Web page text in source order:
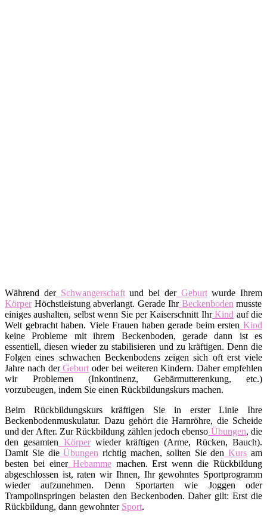
Während derSchwangerschaftund bei derGeburtwurde Ihrem
KörperHöchstleistung abverlangt. Gerade IhrBeckenboden musste
einiges aushalten, selbst wenn Sie per Kaiserschnitt IhrKind auf die
Welt gebracht haben. Viele Frauen haben gerade beim ersten Kind
keine Probleme mit ihrem Beckenboden, gerade dann ist es
essentiell, diesen wieder zu stabilisieren und zu kräftigen. Denn die
Folgen eines schwachen Beckenbodens zeigen sich oft erst viele
Jahre nach derGeburt oder bei weiteren Kindern. Daher empfehlen
wir Problemen (Inkontinenz, Gebärmutterenkung, etc.)
vorzubeugen, indem Sie einen Rückbildungskurs machen.
Beim Rückbildungskurs kräftigen Sie in erster Linie Ihre
Beckenbodenmuskulatur. Dazu gehört die Harnröhre, die Scheide
und der After. Zur Rückbildung zählen jedoch ebenso Übungen, die
den gesamten Körperwieder kräftigen (Arme, Rücken, Bauch).
Damit Sie dieÜbungen richtig machen, sollten Sie den Kurs am
besten bei einerHebammemachen. Erst wenn die Rückbildung
abgeschlossen ist, raten wir Ihnen, Ihr gewohntes Sportprogramm
wieder aufzunehmen. Denn Sportarten wie Joggen oder
Trampolinspringen belasten den Beckenboden. Daher gilt: Erst die
Rückbildung, dann gewohnter Sport.